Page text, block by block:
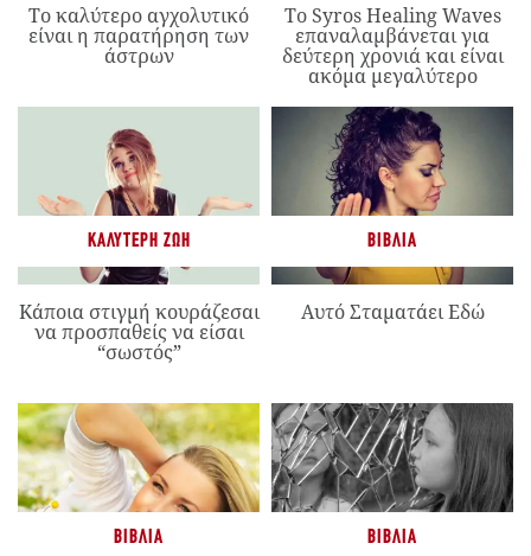
Το καλύτερο αγχολυτικό
είναι η παρατήρηση των
άστρων
Το Syros Healing Waves
επαναλαμβάνεται για
δεύτερη χρονιά και είναι
ακόμα μεγαλύτερο
ΚΑΛΎΤΕΡΗ ΖΩΉ
Κάποια στιγμή κουράζεσαι
να προσπαθείς να είσαι
“σωστός”
ΒΙΒΛΊΑ
Αυτό Σταματάει Εδώ
ΒΙΒΛΊΑ ΒΙΒΛΊΑ